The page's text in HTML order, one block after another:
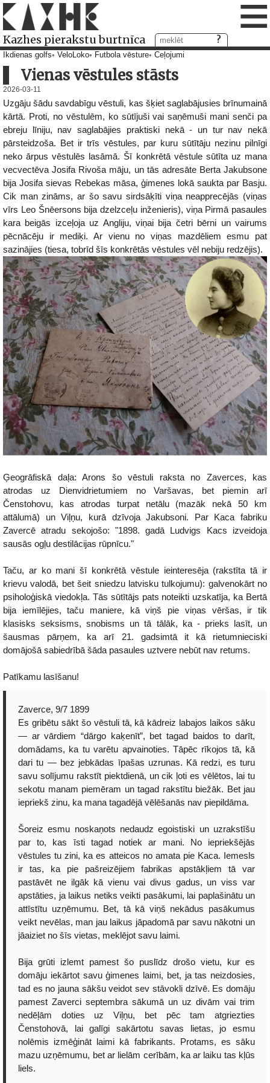
Kazhes pierakstu burtnīca ≡
Ikdienas golfs VeloLoko Futbola vēsture Ceļojumi
Vienas vēstules stāsts
2026-03-11
Uzgāju šādu savdabīgu vēstuli, kas šķiet saglabājusies brīnumainā
kārtā. Proti, no vēstulēm, ko sūtījuši vai saņēmuši mani senči pa
ebreju līniju, nav saglabājies praktiski nekā - un tur nav nekā
pārsteidzoša. Bet ir trīs vēstules, par kuru sūtītāju nezinu pilnīgi
neko ārpus vēstulēs lasāmā. Šī konkrētā vēstule sūtīta uz mana
vecvectēva Josifa Rivoša māju, un tās adresāte Berta Jakubsone
bija Josifa sievas Rebekas māsa, ģimenes lokā saukta par Basju.
Cik man zināms, ar šo savu sirdsāķīti viņa neapprecējās (viņas
vīrs Leo Šnēersons bija dzelzceļu inženieris), viņa Pirmā pasaules
kara beigās izceļoja uz Angliju, viņai bija četri bērni un vairums
pēcnācēju ir mediķi. Ar vienu no viņas mazdēliem esmu pat
sazinājies (tiesa, tobrīd šīs konkrētās vēstules vēl nebiju redzējis).
Ģeogrāfiskā daļa: Arons šo vēstuli raksta no Zaverces, kas
atrodas uz Dienvidrietumiem no Varšavas, bet piemin arī
Čenstohovu, kas atrodas turpat netālu (mazāk nekā 50 km
attālumā) un Viļņu, kurā dzīvoja Jakubsoni. Par Kaca fabriku
Zavercē atradu sekojošo: "1898. gadā Ludvigs Kacs izveidoja
sausās ogļu destilācijas rūpnīcu."
Taču, ar ko mani šī konkrētā vēstule ieinteresēja (rakstīta tā ir
krievu valodā, bet šeit sniedzu latvisku tulkojumu): galvenokārt no
psiholoģiskā viedokļa. Tās sūtītājs pats noteikti uzskatīja, ka Bertā
bija iemīlējies, taču maniere, kā viņš pie viņas vēršas, ir tik
klasisks seksisms, snobisms un tā tālāk, ka - prieks lasīt, un
šausmas pārņem, ka arī 21. gadsimtā it kā rietumnieciski
domājošā sabiedrībā šāda pasaules uztvere nebūt nav retums.
Patīkamu lasīšanu!
Zaverce, 9/7 1899
Es gribētu sākt šo vēstuli tā, kā kādreiz labajos laikos sāku
— ar vārdiem “dārgo kaķenīt”, bet tagad baidos to darīt,
domādams, ka tu varētu apvainoties. Tāpēc rīkojos tā, kā
dari tu — bez jebkādas īpašas uzrunas. Kā redzi, es turu
savu solījumu rakstīt piektdienā, un cik ļoti es vēlētos, lai tu
sekotu manam piemēram un tagad rakstītu biežāk. Bet jau
iepriekš zinu, ka mana tagadējā vēlēšanās nav piepildāma.
Šoreiz esmu noskaņots nedaudz egoistiski un uzrakstīšu
par to, kas īsti tagad notiek ar mani. No iepriekšējās
vēstules tu zini, ka es atteicos no amata pie Kaca. Iemesls
ir tas, ka pie pašreizējiem fabrikas apstākļiem tā var
pastāvēt ne ilgāk kā vienu vai divus gadus, un viss var
apstāties, ja laikus netiks veikti pasākumi, lai paplašinātu un
attīstītu uzņēmumu. Bet, tā kā viņš nekādus pasākumus
veikt nevēlas, man jau laikus jāpadomā par savu nākotni un
jāaiziet no šīs vietas, meklējot savu laimi.
Bija grūti izlemt pamest šo puslīdz drošo vietu, kur es
domāju iekārtot savu ģimenes laimi, bet, ja tas neizdosies,
tad es no jauna sākšu veidot sev stāvokli dzīvē. Es domāju
pamest Zaverci septembra sākumā un uz divām vai trim
nedēļām doties uz Viļņu, bet pēc tam atgriezties
Čenstohovā, lai galīgi sakārtotu savas lietas, jo esmu
nolēmis izmēģināt laimi kā fabrikants. Protams, es sāku
mazu uzņēmumu, bet ar lielām cerībām, ka ar laiku tas kļūs
liels.